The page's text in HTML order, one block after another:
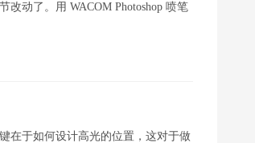
动了。用 WACOM Photoshop 喷笔
在于如何设计高光的位置，这对于做